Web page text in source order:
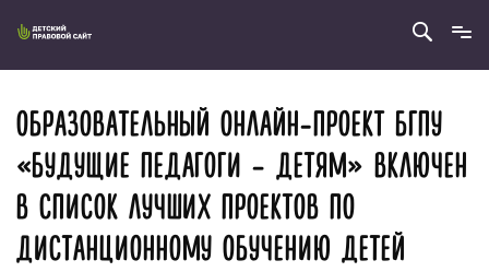
ОБРАЗОВАТЕЛЬНЫЙ ОНЛАЙН-ПРОЕКТ БГПУ
«БУДУЩИЕ ПЕДАГОГИ – ДЕТЯМ» ВКЛЮЧЕН
В СПИСОК ЛУЧШИХ ПРОЕКТОВ ПО
ДИСТАНЦИОННОМУ ОБУЧЕНИЮ ДЕТЕЙ